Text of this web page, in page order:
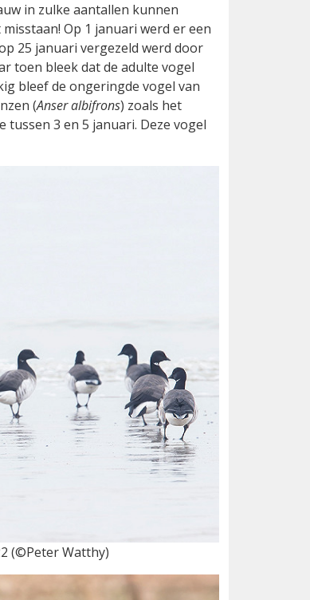
in zulke aantallen kunnen
Op 1 januari werd er een
25 januari vergezeld werd door
toen bleek dat de adulte vogel
bleef de ongeringde vogel van
(Anser albifrons) zoals het
3 en 5 januari. Deze vogel
(©Peter Watthy)